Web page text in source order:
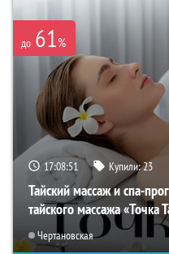
до 61%
17:08:50 Купили:23
Тайский массаж и спа-
тайского массажа «Точка
Чертановская